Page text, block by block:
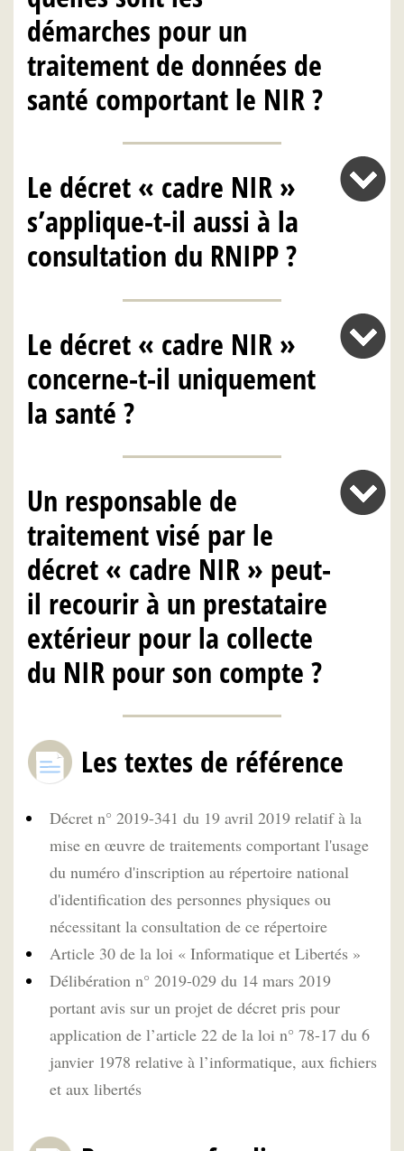
démarches pour un
traitement de données de
santé comportant le NIR ?
Le décret « cadre NIR »
s’applique-t-il aussi à la
consultation du RNIPP ?
Le décret « cadre NIR »
concerne-t-il uniquement
la santé ?
Un responsable de
traitement visé par le
décret « cadre NIR » peut-
il recourir à un prestataire
extérieur pour la collecte
du NIR pour son compte ?
Les textes de référence
Décret n° 2019-341 du 19 avril 2019 relatif à la
mise en œuvre de traitements comportant l'usage
du numéro d'inscription au répertoire national
d'identification des personnes physiques ou
nécessitant la consultation de ce répertoire
Article 30 de la loi « Informatique et Libertés »
Délibération n° 2019-029 du 14 mars 2019
portant avis sur un projet de décret pris pour
application de l’article 22 de la loi n° 78-17 du 6
janvier 1978 relative à l’informatique, aux fichiers
et aux libertés